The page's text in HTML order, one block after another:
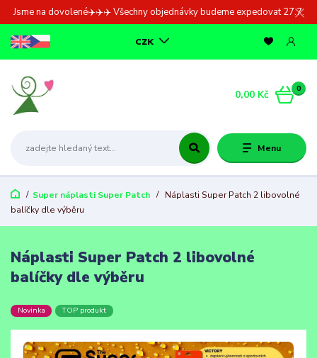
Jsme na dovolené✈️✈️✈️ Všechny objednávky budeme expedovat 27.7.
Menu
CZK
0
0,00 Kč
Super náplasti Super Patch
Náplasti Super Patch 2 libovolné
balíčky dle výběru
Náplasti Super Patch 2 libovolné
balíčky dle výběru
Novinka TOP produkt